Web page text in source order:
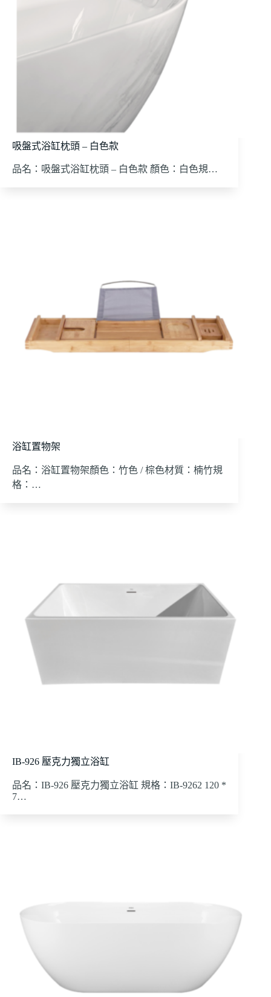
吸盤式浴缸枕頭 – 白色款
品名：吸盤式浴缸枕頭 – 白色款 顏色：白色規…
浴缸置物架
品名：浴缸置物架顏色：竹色 / 棕色材質：楠竹規
格：…
IB-926 壓克力獨立浴缸
品名：IB-926 壓克力獨立浴缸 規格：IB-9262 120 *
7…